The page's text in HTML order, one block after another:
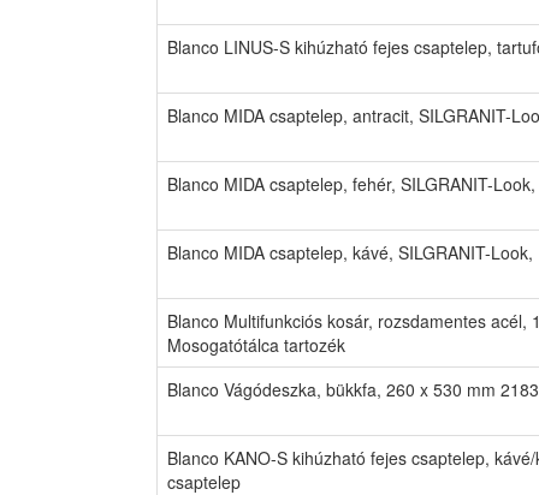
Blanco LINUS-S kihúzható fejes csaptelep,
Blanco MIDA csaptelep, antracit, SILGRANIT-
Blanco MIDA csaptelep, fehér, SILGRANIT-
Blanco MIDA csaptelep, kávé, SILGRANIT-
Blanco Multifunkciós kosár, rozsdamentes
Mosogatótálca tartozék
Blanco Vágódeszka, bükkfa, 260 x 530 mm
Blanco KANO-S kihúzható fejes csaptelep,
csaptelep